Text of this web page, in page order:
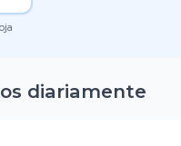
diariamente